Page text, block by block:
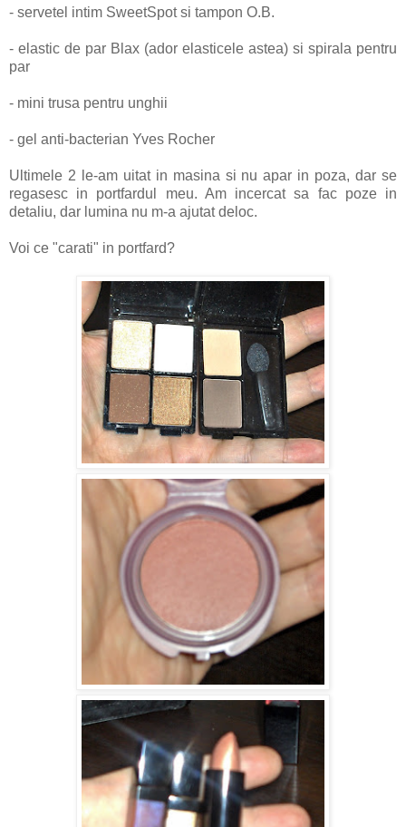
- servetel intim SweetSpot si tampon O.B.
- elastic de par Blax (ador elasticele astea) si spirala pentru
par
- mini trusa pentru unghii
- gel anti-bacterian Yves Rocher
Ultimele 2 le-am uitat in masina si nu apar in poza, dar se
regasesc in portfardul meu. Am incercat sa fac poze in
detaliu, dar lumina nu m-a ajutat deloc.
Voi ce "carati" in portfard?